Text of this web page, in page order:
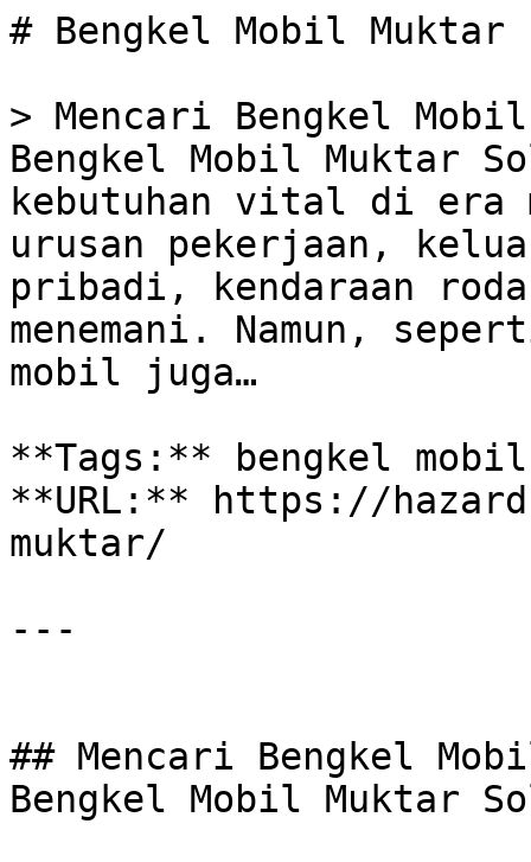
# Bengkel Mobil Muktar
> Mencari Bengkel
Bengkel Mobil Muktar
kebutuhan vital di era
urusan pekerjaan,
pribadi, kendaraan
menemani. Namun,
mobil juga…
**Tags:** bengkel
**URL:** https://
muktar/
---
## Mencari Bengkel
Bengkel Mobil Muktar